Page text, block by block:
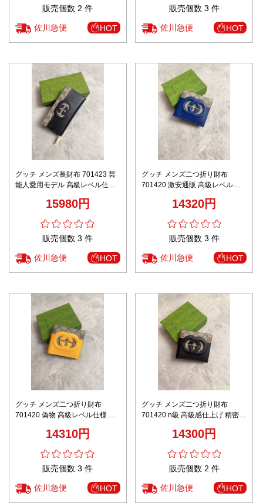
販売個数 2 件
佐川急便 HOT
販売個数 3 件
佐川急便 HOT
グッチ メンズ長財布 701423 芸
能人愛用モデル 高級レベル仕様
ー高リピ率15980円
販売個数 3 件
佐川急便 HOT
グッチ メンズ二つ折り財布
701420 激安通販 高級レベル仕
レビュー高リピ率
14320円
販売個数 3 件
佐川急便 HOT
グッチ メンズ二つ折り財布
701420 偽物 高級レベル仕様 精
ュー高リピ率14310円
販売個数 3 件
佐川急便 HOT
グッチ メンズ二つ折り財布
701420 n級 高級感仕上げ 精密デ
14300円
販売個数 2 件
佐川急便 HOT